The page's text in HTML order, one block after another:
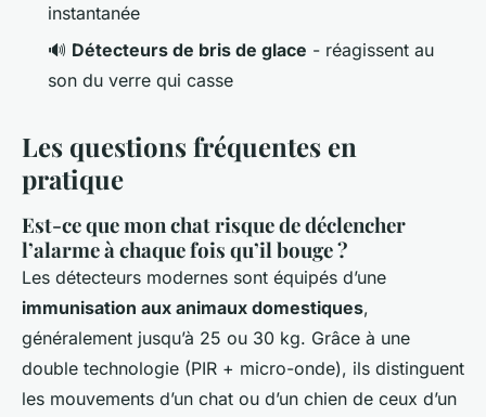
instantanée
🔊 Détecteurs de bris de glace - réagissent au
son du verre qui casse
Les questions fréquentes en
pratique
Est-ce que mon chat risque de déclencher
l’alarme à chaque fois qu’il bouge ?
Les détecteurs modernes sont équipés d’une
immunisation aux animaux domestiques,
généralement jusqu’à 25 ou 30 kg. Grâce à une
double technologie (PIR + micro-onde), ils distinguent
les mouvements d’un chat ou d’un chien de ceux d’un